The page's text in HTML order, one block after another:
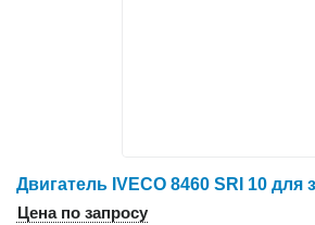
Цена по запросу